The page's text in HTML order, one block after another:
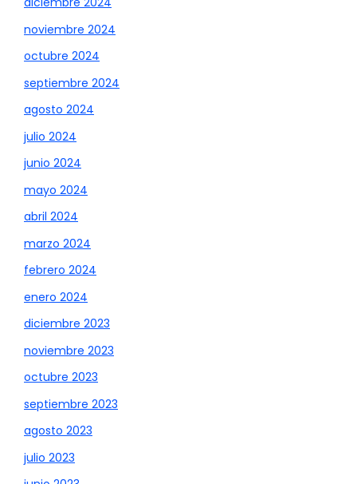
noviembre 2024
octubre 2024
septiembre 2024
agosto 2024
julio 2024
junio 2024
mayo 2024
abril 2024
marzo 2024
febrero 2024
enero 2024
diciembre 2023
noviembre 2023
octubre 2023
septiembre 2023
agosto 2023
julio 2023